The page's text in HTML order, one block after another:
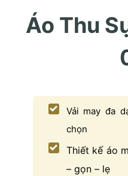
Áo Thu
Vải may đa
chọn
Thiết kế áo
– gọn – lẹ